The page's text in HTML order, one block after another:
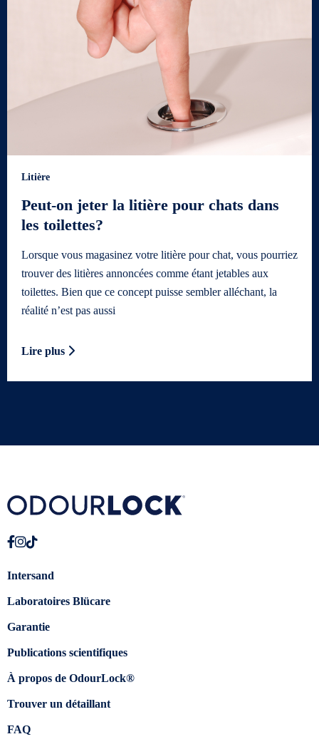
Litière
Peut-on jeter la litière pour chats dans
les toilettes?
Lorsque vous magasinez votre litière pour chat, vous pourriez
trouver des litières annoncées comme étant jetables aux
toilettes. Bien que ce concept puisse sembler alléchant, la
réalité n’est pas aussi
Lire plus
Intersand
Laboratoires Blücare
Garantie
Publications scientifiques
À propos de OdourLock®
Trouver un détaillant
FAQ